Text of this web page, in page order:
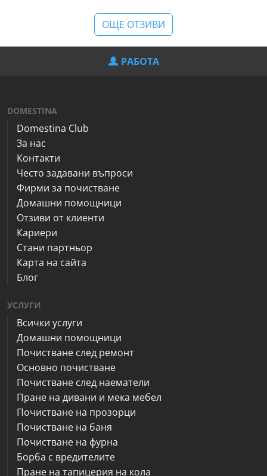
ОЩЕ ОТЗИВИ
РАБОТА
DOMESTINA
Domestina Club
За нас
Контакти
Често задавани въпроси
Фирми за почистване
Домашни помощници
Отзиви от клиенти
Кариери
Стани партньор
Карта на сайта
Блог
УСЛУГИ
Всички услуги
Домашни помощници
Почистване след ремонт
Основно почистване
Почистване след наематели
Пране на дивани и мека мебел
Почистване на прозорци
Почистване на баня
Почистване на фурна
Борба с вредителите
Пране на тапицерия на кола